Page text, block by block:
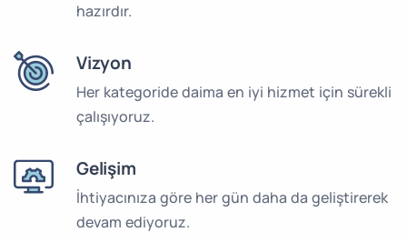
hazırdır.
Vizyon
Her kategoride daima en iyi hizmet için sürekli
çalışıyoruz.
Gelişim
İhtiyacınıza göre her gün daha da geliştirerek
devam ediyoruz.